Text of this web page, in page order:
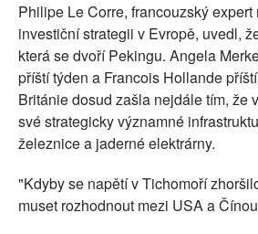
Philipe Le Corre, francouzský expert
investiční strategii v Evropě, uvedl,
která se dvoří Pekingu. Angela
příští týden a Francois Hollande
Británie dosud zašla nejdále tím, že
své strategicky významné
železnice a jaderné elektrárny.
"Kdyby se napětí v Tichomoří
muset rozhodnout mezi USA a